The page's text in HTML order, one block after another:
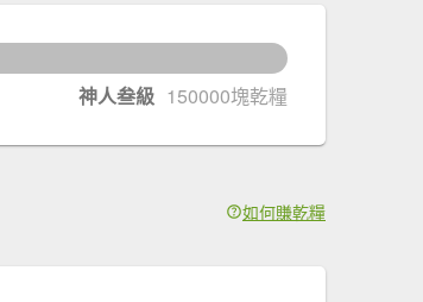
神人叁級 150000塊乾糧
如何賺乾糧